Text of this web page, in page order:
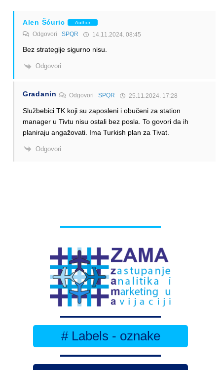
Alen Šćuric Author
Odgovori SPQR 14.11.2024. 08:45
Bez strategije sigurno nisu.
Odgovori
Gradanin Odgovori SPQR 25.11.2024. 17:28
Službebici TK koji su zaposleni i obučeni za station
manager u Tivtu nisu ostali bez posla. To govori da ih
planiraju angažovati. Ima Turkish plan za Tivat.
Odgovori
# Labels - oznake